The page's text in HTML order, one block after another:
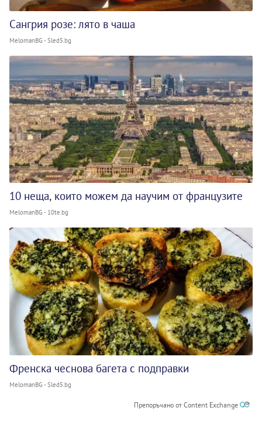
Сангрия розе: лято в чаша
MelomanBG - Sled5.bg
10 неща, които можем да научим от французите
MelomanBG - 10te.bg
Френска чеснова багета с подправки
MelomanBG - Sled5.bg
Препоръчано от Content Exchange